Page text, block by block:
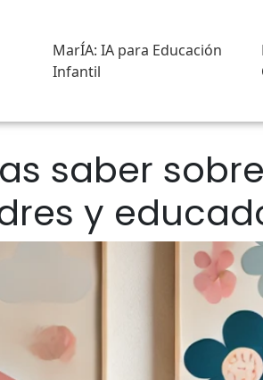
MarÍA: IA para Educación
Infantil
saber
y